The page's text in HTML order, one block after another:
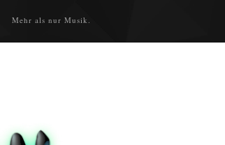
Mehr als nur Musik.